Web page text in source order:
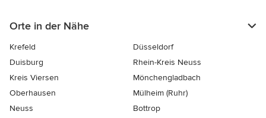
Orte in der Nähe
Krefeld
Düsseldorf
Duisburg
Rhein-Kreis Neuss
Kreis Viersen
Mönchengladbach
Oberhausen
Mülheim (Ruhr)
Neuss
Bottrop